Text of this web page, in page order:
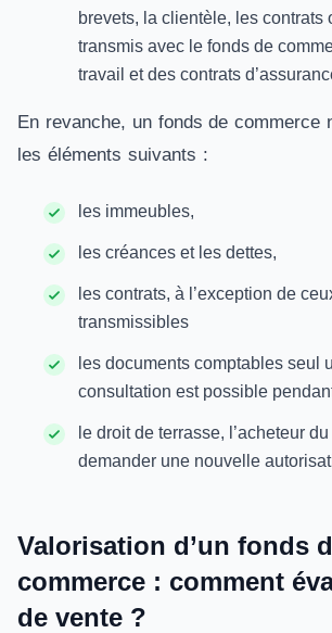
brevets, la clientèle, les contrats
transmis avec le fonds de
travail et des contrats
En revanche, un fonds de commerce
les éléments suivants :
les immeubles,
les créances et les dettes,
les contrats, à l’exception de
transmissibles
les documents comptables seul
consultation est possible
le droit de terrasse, l’acheteur
demander une nouvelle
Valorisation d’un fonds
commerce : comment
de vente ?